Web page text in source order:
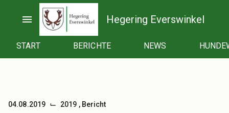
menu Hegering Everswinkel
START BERICHTE NEWS
04.08.2019 ⌙ 2019 , Bericht